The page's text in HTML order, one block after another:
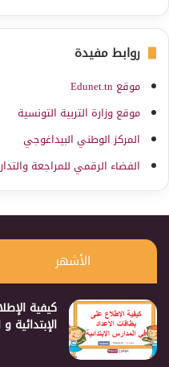
روابط مفيدة
موقع Edunet.tn
موقع وزارة التربية التونسية
المركز الوطني البيداغوجي
الفضاء الرقمي للمراجعة
الأشهر
كيفية
الإبتدائية